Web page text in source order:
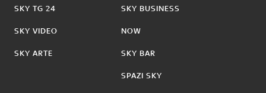
SKY TG 24
SKY VIDEO
SKY ARTE
SKY BUSINESS
NOW
SKY BAR
SPAZI SKY